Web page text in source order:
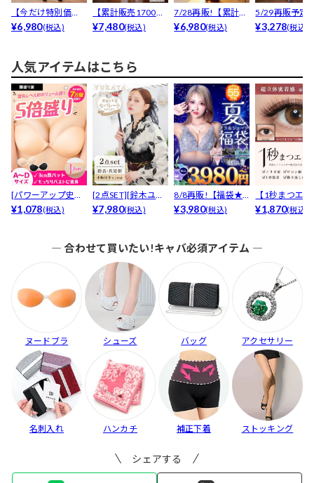
【今だけ特別価
格】7/28再販!谷間
¥6,980(税込)
【累計販売1700枚
以上】 美スタイ...
¥7,480(税込)
7/28再販!【累計販
売1200枚以上...
¥6,980(税込)
5/29再販予定
ワーレースド
¥3,278(税込)
人気アイテムはこちら
[パワーアップ史上
最強5倍盛りアップ
¥1,078(税込)
[2点SET][鈴木ユリ
ア(baby)...
¥7,980(税込)
8/8再販!【福袋★
ブラセット3点
¥3,980(税込)
【1秒まつエ
リュームタイ
¥1,870(税込)
― 合わせて買いたい!キャバ必須アイテム ―
ヌードブラ シューズ バッグ アクセサリー
名刺入れ ハンカチ 補正下着 ストッキング
シェアする